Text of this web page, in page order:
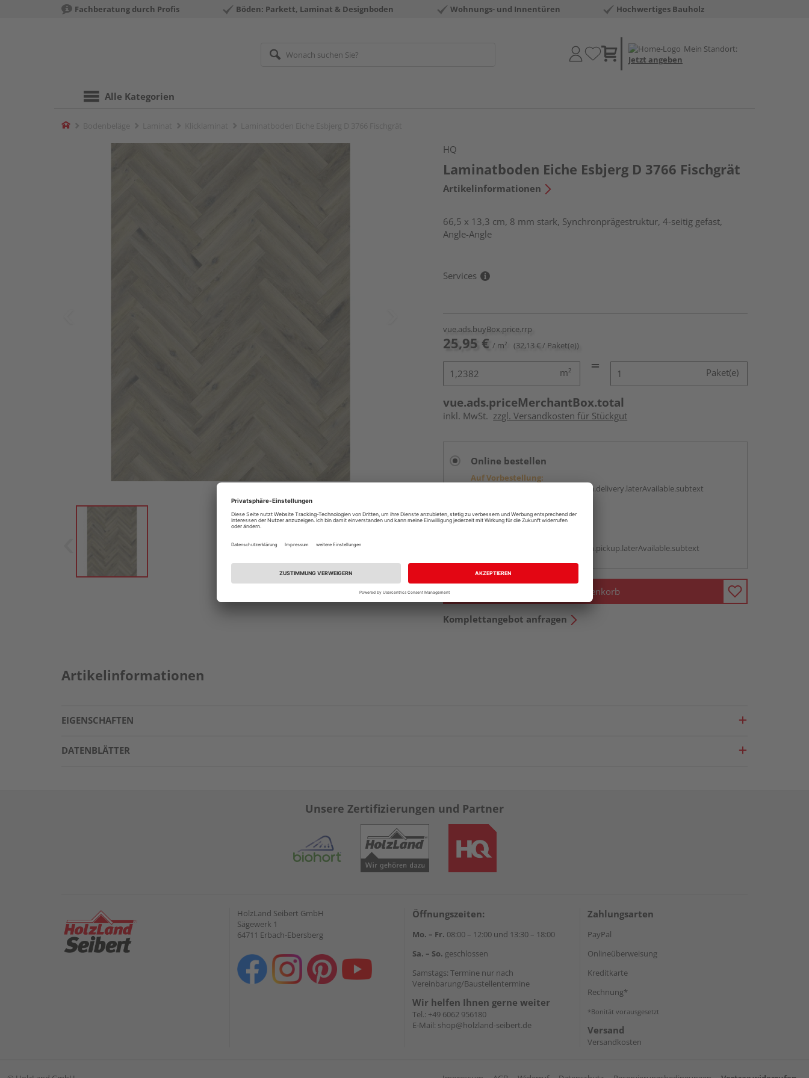
Fachberatung durch Profis Böden: Parkett, Laminat & Designboden Wohnungs- und Innentüren Hochwertiges Bauholz
Mein Standort:
Jetzt angeben
Alle Kategorien
Home
HQ
Laminatboden Eiche Esbjerg D 3766 Fischgrät
Artikelinformationen
66,5 x 13,3 cm, 8 mm stark, Synchronprägestruktur, 4-seitig gefast,
Angle-Angle
Services
vue.ads.buyBox.price.rrp
25,95 € / m² (32,13 € / Paket(e))
m² Paket(e)
vue.ads.priceMerchantBox.total
inkl. MwSt. zzgl. Versandkosten für Stückgut
Online bestellen
Auf Vorbestellung:
vue.ads.priceMerchantBox.option.delivery.laterAvailable.subtext
Beim Händler abholen
vue.ads.priceMerchantBox.option.pickup.laterAvailable.subtext
In den Warenkorb
Komplettangebot anfragen
Artikelinformationen
EIGENSCHAFTEN
DATENBLÄTTER
Unsere Zertifizierungen und Partner
HolzLand Seibert GmbH
Sägewerk 1
64711 Erbach-Ebersberg
Öffnungszeiten:
Mo. – Fr. 08:00 – 12:00 und 13:30 – 18:00
Sa. – So. geschlossen
Samstags: Termine nur nach
Vereinbarung/Baustellentermine
Wir helfen Ihnen gerne weiter
Tel.: +49 6062 956180
E-Mail: shop@holzland-seibert.de
Zahlungsarten
PayPal
Onlineüberweisung
Kreditkarte
Rechnung*
*Bonität vorausgesetzt
Versand
Versandkosten